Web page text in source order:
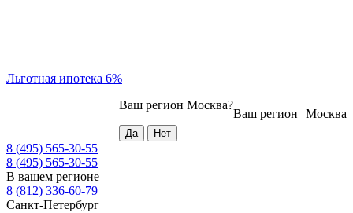
Льготная ипотека 6%
Москва
Ваш регион
Ваш регион Москва?
8 (495) 565-30-55
8 (495) 565-30-55
В вашем регионе
8 (812) 336-60-79
Санкт-Петербург